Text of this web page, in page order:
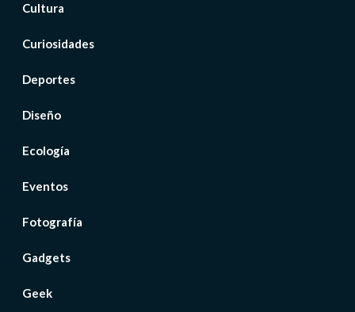
Cultura
Curiosidades
Deportes
Diseño
Ecología
Eventos
Fotografía
Gadgets
Geek